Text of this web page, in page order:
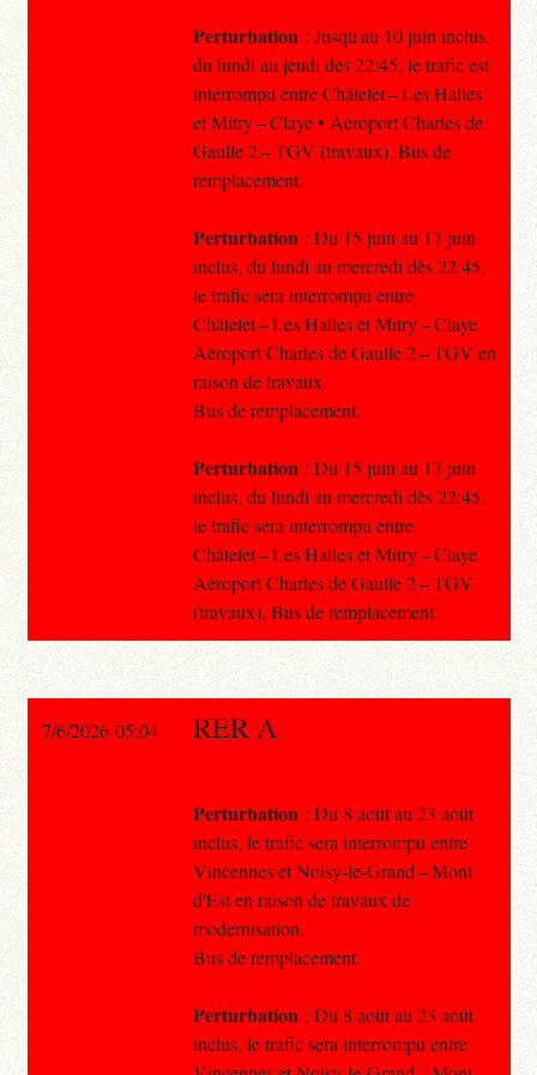
Perturbation : Jusqu'au 10 juin inclus,
du lundi au jeudi dès 22:45, le trafic est
interrompu entre Châtelet – Les Halles
et Mitry – Claye • Aéroport Charles de
Gaulle 2 – TGV (travaux). Bus de
remplacement.
Perturbation : Du 15 juin au 17 juin
inclus, du lundi au mercredi dès 22:45,
le trafic sera interrompu entre
Châtelet – Les Halles et Mitry – Claye
Aéroport Charles de Gaulle 2 – TGV en
raison de travaux.
Bus de remplacement.
Perturbation : Du 15 juin au 17 juin
inclus, du lundi au mercredi dès 22:45,
le trafic sera interrompu entre
Châtelet – Les Halles et Mitry – Claye
Aéroport Charles de Gaulle 2 – TGV
(travaux). Bus de remplacement.
7/6/2026 05:04 RER A
Perturbation : Du 8 août au 23 août
inclus, le trafic sera interrompu entre
Vincennes et Noisy-le-Grand – Mont
d'Est en raison de travaux de
modernisation.
Bus de remplacement.
Perturbation : Du 8 août au 23 août
inclus, le trafic sera interrompu entre